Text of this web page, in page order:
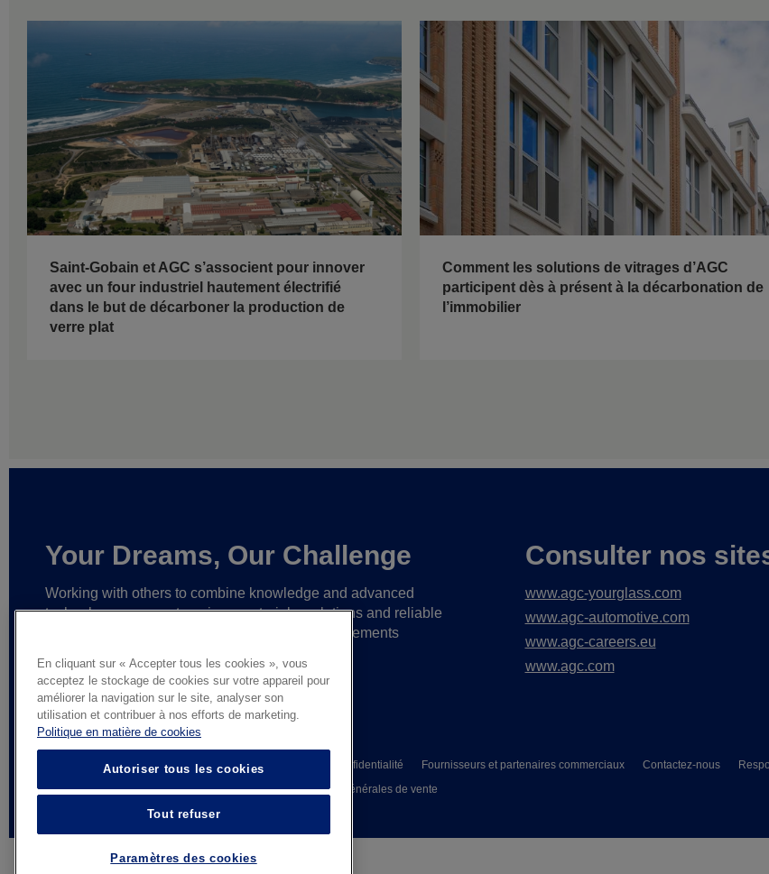
Saint-Gobain et AGC s’associent pour innover
avec un four industriel hautement électrifié
dans le but de décarboner la production de
verre plat
Comment les solutions de vitrages d’AGC
participent dès à présent à la décarbonation de
l’immobilier
Your Dreams, Our Challenge
Working with others to combine knowledge and advanced
technology,we create unique materials, solutions and reliable
that help make ever greater achievements
Consulter nos
www.agc-yourglass.com
www.agc-automotive.com
www.agc-careers.eu
www.agc.com
© AGC Glass Europe 2026 Mentions légales Avis de confidentialité Fournisseurs et partenaires commerciaux Contactez-nous
Whistleblowing
Conditions générales de vente
En cliquant sur « Accepter tous les cookies », vous
acceptez le stockage de cookies sur votre appareil pour
améliorer la navigation sur le site, analyser son
utilisation et contribuer à nos efforts de marketing.
Politique en matière de cookies
Autoriser tous les cookies
Tout refuser
Paramètres des cookies